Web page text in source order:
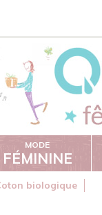
MODE
FÉMININE
biologique